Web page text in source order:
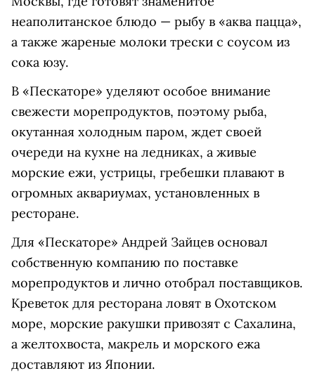
неаполитанское блюдо — рыбу в «аква пацца»,
а также жареные молоки трески с соусом из
сока юзу.
В «Пескаторе» уделяют особое внимание
свежести морепродуктов, поэтому рыба,
окутанная холодным паром, ждет своей
очереди на кухне на ледниках, а живые
морские ежи, устрицы, гребешки плавают в
огромных аквариумах, установленных в
ресторане.
Для «Пескаторе» Андрей Зайцев основал
собственную компанию по поставке
морепродуктов и лично отобрал поставщиков.
Креветок для ресторана ловят в Охотском
море, морские ракушки привозят с Сахалина,
а желтохвоста, макрель и морского ежа
доставляют из Японии.